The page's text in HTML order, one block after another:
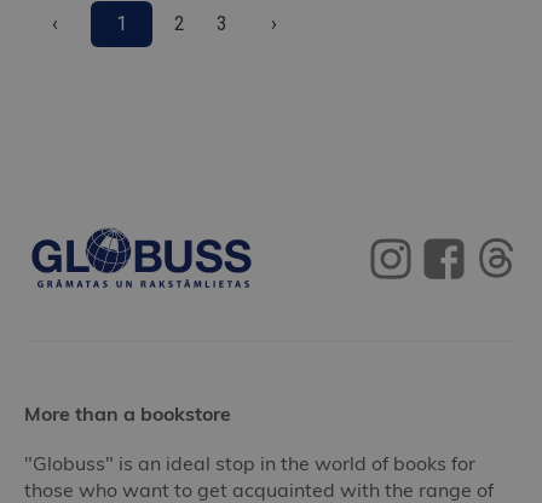
‹ 1 2 3 ›
More than a bookstore
"Globuss" is an ideal stop in the world of books for
those who want to get acquainted with the range of